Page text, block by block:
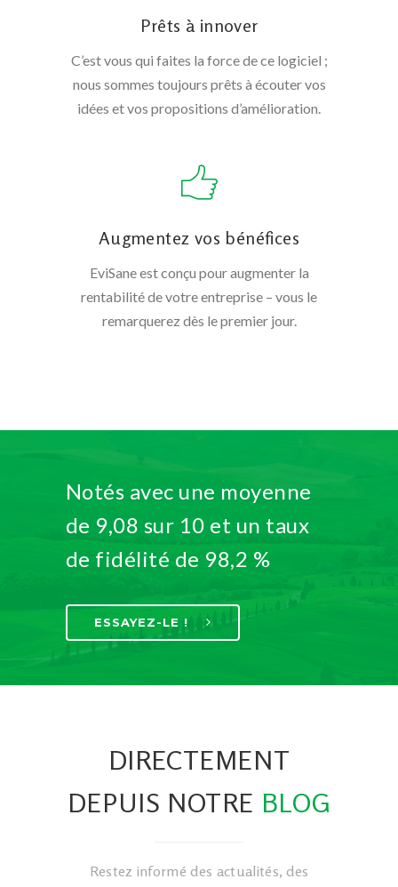
Prêts à innover
C’est vous qui faites la force de ce logiciel ;
nous sommes toujours prêts à écouter vos
idées et vos propositions d’amélioration.
Augmentez vos bénéfices
EviSane est conçu pour augmenter la
rentabilité de votre entreprise – vous le
remarquerez dès le premier jour.
Notés avec une moyenne
de 9,08 sur 10 et un taux
de fidélité de 98,2 %
ESSAYEZ-LE !
DIRECTEMENT
DEPUIS NOTRE BLOG
Restez informé des actualités, des